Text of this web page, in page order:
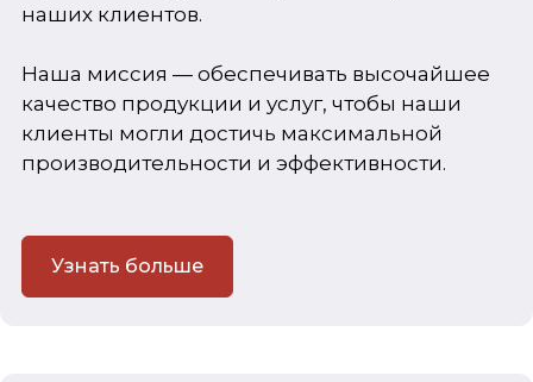
наших клиентов.
Наша миссия — обеспечивать высочайшее
качество продукции и услуг, чтобы наши
клиенты могли достичь максимальной
производительности и эффективности.
Узнать больше